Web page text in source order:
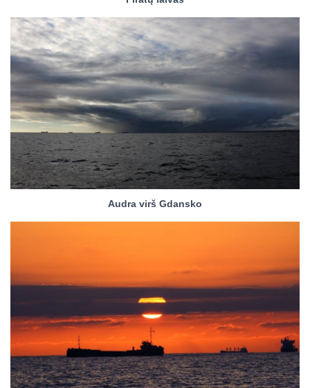
Audra virš Gdansko